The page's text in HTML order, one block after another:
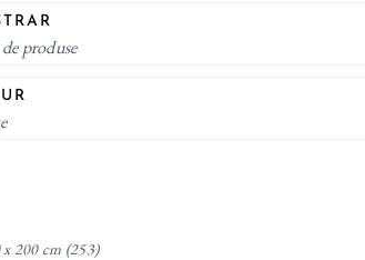
produse
200 cm (253)